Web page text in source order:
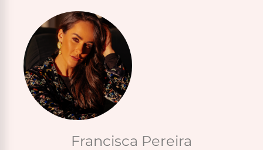
Francisca Pereira